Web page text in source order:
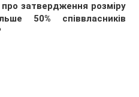
затвердження розміру
50% співвласників